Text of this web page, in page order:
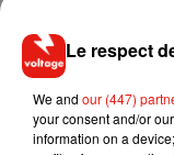
Le respect
We and our (447)
your consent and/or
information on a